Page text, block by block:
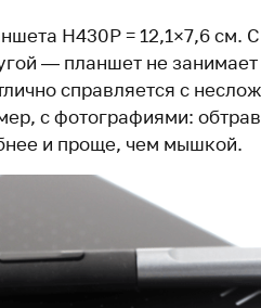
H430P = 12,1×7,6 см.
— планшет не
справляется с
с фотографиями:
и проще, чем мышкой.